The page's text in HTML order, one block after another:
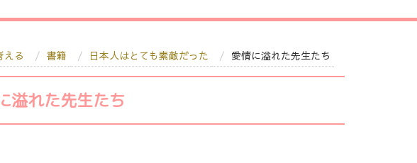
える 書籍 日本人はとても素敵だった 愛情に溢れた先生たち
溢れた先生たち